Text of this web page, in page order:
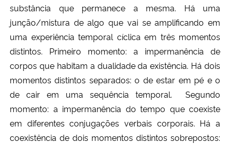
Gabinete de Segurança Institucional
Advocacia-Geral da União
Banco Central do Brasil
Planalto
substância que permanece a mesma. Há uma
junção/mistura de algo que vai se amplificando em
uma experiência temporal cíclica em três momentos
distintos. Primeiro momento: a impermanência de
corpos que habitam a dualidade da existência. Há dois
momentos distintos separados: o de estar em pé e o
de cair em uma sequência temporal.
Segundo
momento: a impermanência do tempo que coexiste
em diferentes conjugações verbais corporais. Há a
coexistência de dois momentos distintos sobrepostos: